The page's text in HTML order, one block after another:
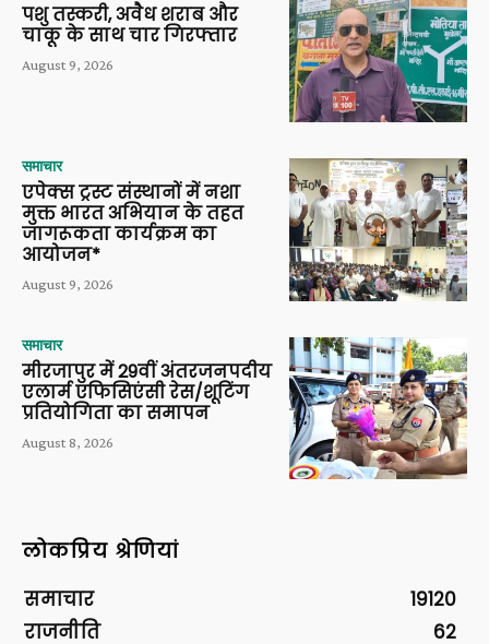
पशु तस्करी, अवैध शराब और
चाकू के साथ चार गिरफ्तार
August 9, 2026
समाचार
एपेक्स ट्रस्ट संस्थानों में नशा
मुक्त भारत अभियान के तहत
जागरूकता कार्यक्रम का
आयोजन*
August 9, 2026
समाचार
मीरजापुर में 29वीं अंतरजनपदीय
एलार्म एफिसिएंसी रेस/शूटिंग
प्रतियोगिता का समापन
August 8, 2026
लोकप्रिय श्रेणियां
समाचार
19120
राजनीति
62